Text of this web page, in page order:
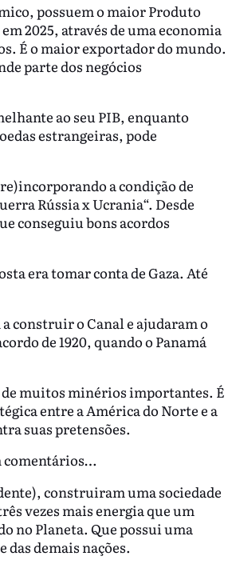
possuem o maior Produto
2025, através de uma economia
É o maior exportador do mundo.
parte dos negócios
ao seu PIB, enquanto
estrangeiras, pode
a condição de
Rússia x Ucrania“. Desde
conseguiu bons acordos
era tomar conta de Gaza. Até
construir o Canal e ajudaram o
de 1920, quando o Panamá
muitos minérios importantes. É
entre a América do Norte e a
suas pretensões.
comentários…
construiram uma sociedade
vezes mais energia que um
no Planeta. Que possui uma
demais nações.